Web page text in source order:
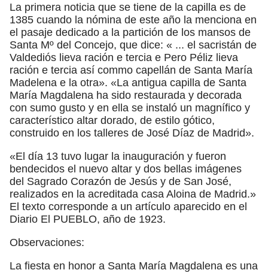
La primera noticia que se tiene de la capilla es de
1385 cuando la nómina de este año la menciona en
el pasaje dedicado a la partición de los mansos de
Santa Mº del Concejo, que dice: « ... el sacristán de
Valdediós lieva ración e tercia e Pero Péliz lieva
ración e tercia así commo capellán de Santa María
Madelena e la otra». «La antigua capilla de Santa
María Magdalena ha sido restaurada y decorada
con sumo gusto y en ella se instaló un magnífico y
característico altar dorado, de estilo gótico,
construido en los talleres de José Díaz de Madrid».
«El día 13 tuvo lugar la inauguración y fueron
bendecidos el nuevo altar y dos bellas imágenes
del Sagrado Corazón de Jesús y de San José,
realizados en la acreditada casa Aloina de Madrid.»
El texto corresponde a un artículo aparecido en el
Diario El PUEBLO, año de 1923.
Observaciones:
La fiesta en honor a Santa María Magdalena es una